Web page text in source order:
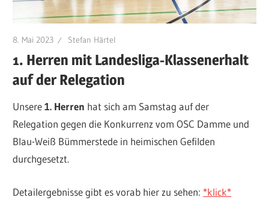
8. Mai 2023 Stefan Härtel
1. Herren mit Landesliga-Klassenerhalt
auf der Relegation
Unsere1. Herren hat sich am Samstag auf der
Relegation gegen die Konkurrenz vom OSC Damme und
Blau-Weiß Bümmerstede in heimischen Gefilden
durchgesetzt.
Detailergebnisse gibt es vorab hier zu sehen: *klick*